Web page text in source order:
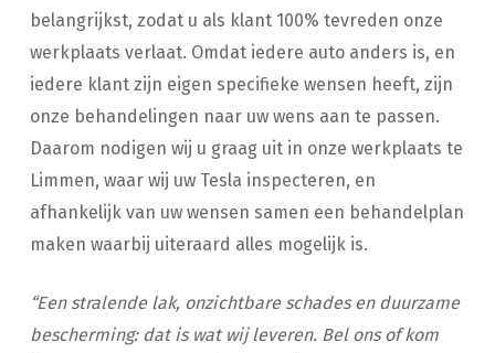
belangrijkst, zodat u als klant 100% tevreden onze
werkplaats verlaat. Omdat iedere auto anders is, en
iedere klant zijn eigen specifieke wensen heeft, zijn
onze behandelingen naar uw wens aan te passen.
Daarom nodigen wij u graag uit in onze werkplaats te
Limmen, waar wij uw Tesla inspecteren, en
afhankelijk van uw wensen samen een behandelplan
maken waarbij uiteraard alles mogelijk is.
“Een stralende lak, onzichtbare schades en duurzame
bescherming: dat is wat wij leveren. Bel ons of kom